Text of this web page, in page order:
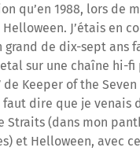
qu’en 1988, lors de
J’étais en
grand de dix-sept ans
sur une chaîne hi-fi
de Keeper of the
faut dire que je venais
Straits (dans mon
et Helloween, avec